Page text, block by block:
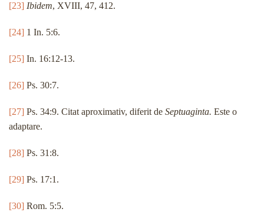
[23] Ibidem, XVIII, 47, 412.
[24] 1 In. 5:6.
[25] In. 16:12-13.
[26] Ps. 30:7.
[27] Ps. 34:9. Citat aproximativ, diferit de Septuaginta. Este o
adaptare.
[28] Ps. 31:8.
[29] Ps. 17:1.
[30] Rom. 5:5.